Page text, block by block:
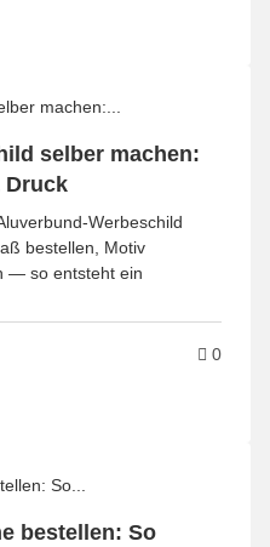
selber machen:
Druck
Werbeschild
bestellen, Motiv
— so entsteht ein
0
bestellen: So